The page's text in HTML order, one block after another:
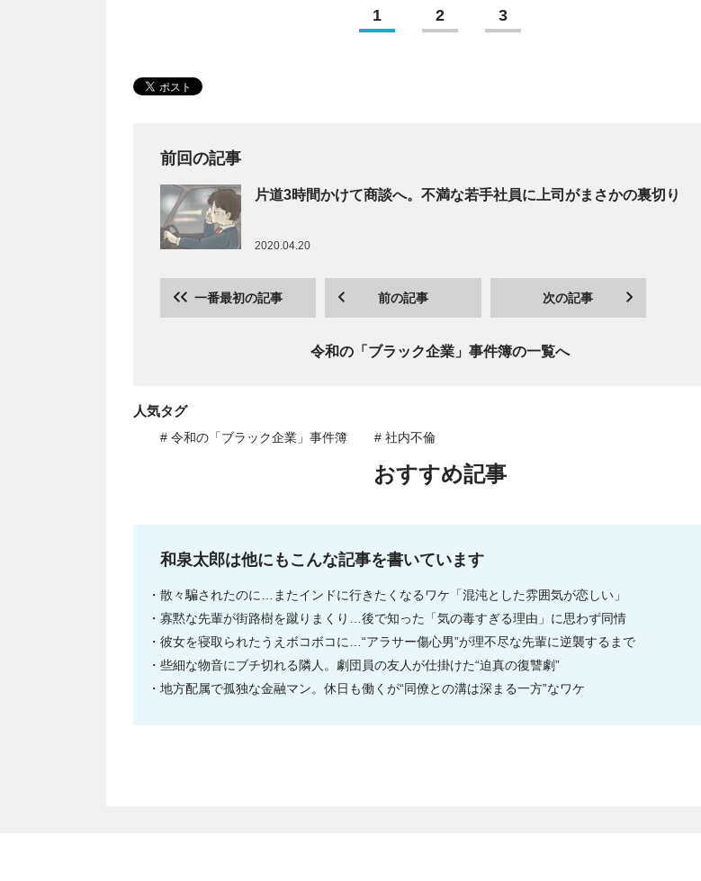
1 2 3
前回の記事
片道3時間かけて商談へ。不満な若手社員に上司がまさかの裏切り
2020.04.20
一番最初の記事 前の記事 次の記事
令和の「ブラック企業」事件簿の一覧へ
人気タグ
# 令和の「ブラック企業」事件簿 # 社内不倫
おすすめ記事
和泉太郎は他にもこんな記事を書いています
散々騙されたのに…またインドに行きたくなるワケ「混沌とした雰囲気が恋しい」
寡黙な先輩が街路樹を蹴りまくり…後で知った「気の毒すぎる理由」に思わず同情
彼女を寝取られたうえボコボコに…“アラサー傷心男”が理不尽な先輩に逆襲するまで
些細な物音にブチ切れる隣人。劇団員の友人が仕掛けた“迫真の復讐劇”
地方配属で孤独な金融マン。休日も働くが“同僚との溝は深まる一方”なワケ